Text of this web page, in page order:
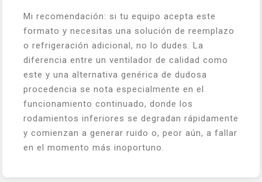
Mi recomendación: si tu equipo acepta este
formato y necesitas una solución de reemplazo
o refrigeración adicional, no lo dudes. La
diferencia entre un ventilador de calidad como
este y una alternativa genérica de dudosa
procedencia se nota especialmente en el
funcionamiento continuado, donde los
rodamientos inferiores se degradan rápidamente
y comienzan a generar ruido o, peor aún, a fallar
en el momento más inoportuno.